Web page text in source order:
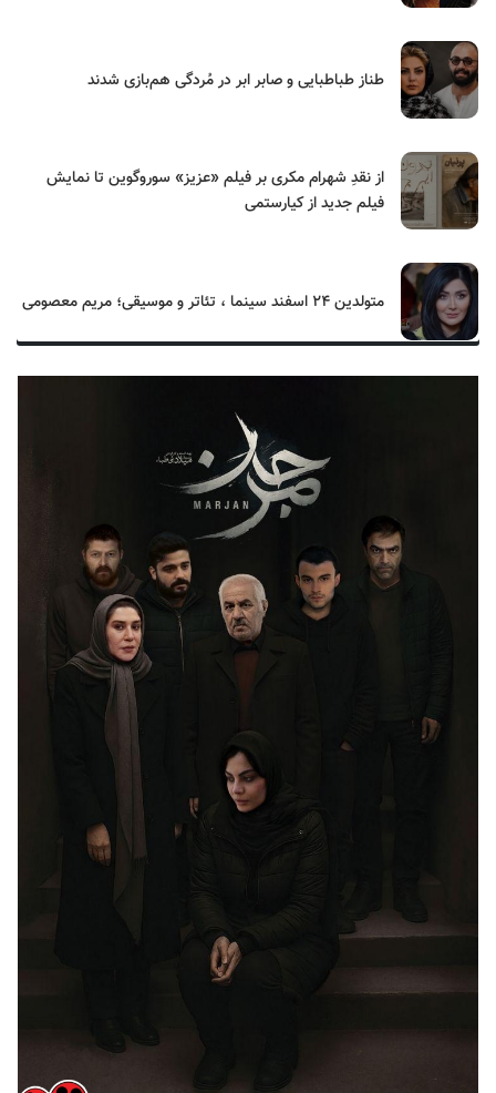
طناز طباطبایی و صابر ابر در مُردگی هم‌بازی شدند
از نقدِ شهرام مکری بر فیلم «عزیز» سوروگوین تا نمایش
فیلم جدید از کیارستمی
متولدین ۲۴ اسفند سینما ، تئاتر و موسیقی؛ مریم معصومی